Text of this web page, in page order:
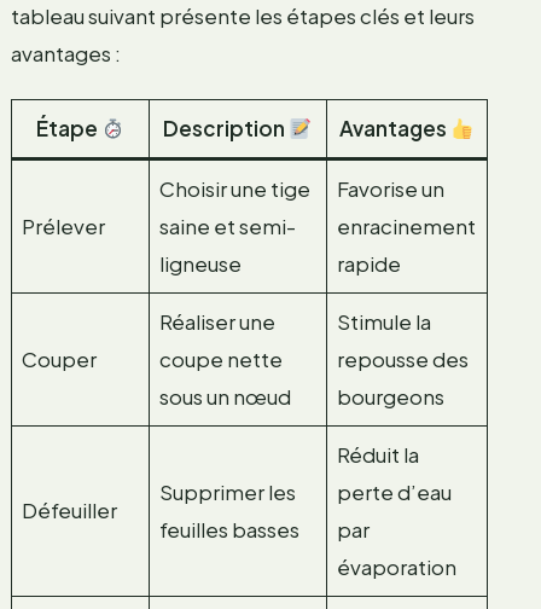
tableau suivant présente les étapes clés et leurs
avantages :
Étape Description Avantages
Prélever
Choisir une tige
saine et semi-
ligneuse
Favorise un
enracinement
rapide
Couper
Réaliser une
coupe nette
sous un nœud
Stimule la
repousse des
bourgeons
Défeuiller
Supprimer les
feuilles basses
Réduit la
perte d’eau
par
évaporation